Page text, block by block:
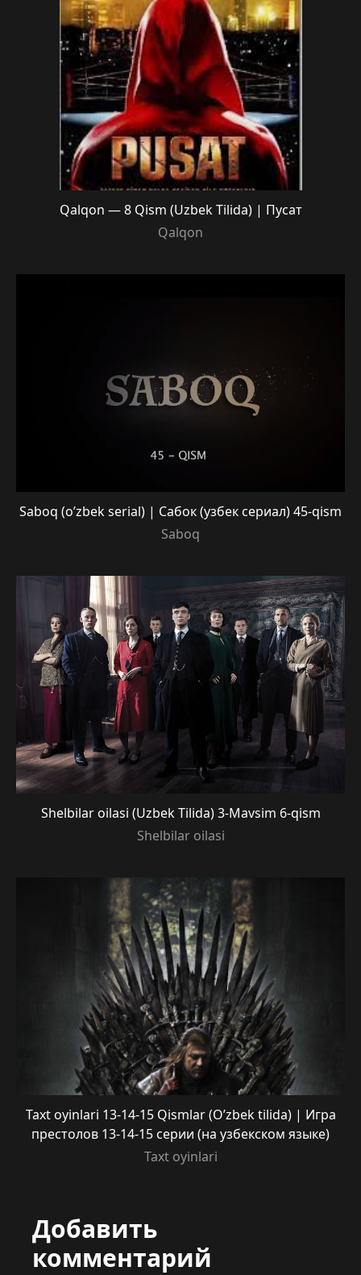
Qalqon — 8 Qism (Uzbek Tilida) | Пусат
Qalqon
Saboq (o’zbek serial) | Сабок (узбек сериал) 45-qism
Saboq
Shelbilar oilasi (Uzbek Tilida) 3-Mavsim 6-qism
Shelbilar oilasi
Taxt oyinlari 13-14-15 Qismlar (O’zbek tilida) | Игра
престолов 13-14-15 серии (на узбекском языке)
Taxt oyinlari
Добавить
комментарий